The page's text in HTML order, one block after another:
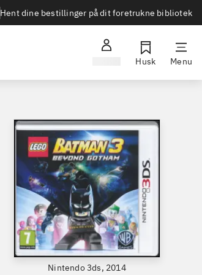
Hent dine bestillinger på dit foretrukne bibliotek
Husk Menu
Nintendo 3ds, 2014